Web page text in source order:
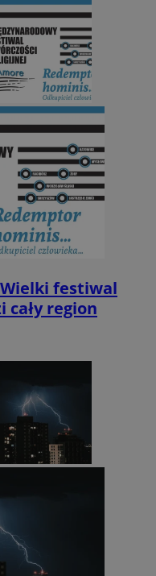
festiwal
cały region